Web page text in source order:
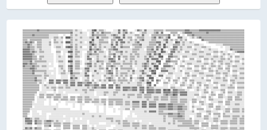
▒▒▒▒▒▒▒▒▒▒▒▒▓▓▒▒▒▒▒▒▒▒▒▒▒▒▒▒▒▒▒▒▒▒▒▒▒▒▒▒▒▒░░▒▒░░░░    ░░░░▓▓██░░▒▒▒▒░░      ░░░░▓▓░░▓▓▒▒      ░░▓▓▒▒░░▓▓░░░░░░▒▒▒▒▒▒▒▒░░▒▒▒▒▒▒▒▒▒▒▒▒▒▒▒▒▓▓▓▓▒▒▒▒▒▒▒▒▓▓▓▓▓▓▓▓▓▓▓▓▓▓▓▓▓▓▒▒▒▒▒▒▒▒▒▒▒▒▒▒▒▒▒▒▒▒
▒▒▒▒▒▒▒▒▒▒▒▒▒▒▒▒▒▒▒▒▒▒▒▒▒▒▒▒▒▒▒▒▒▒▒▒▒▒▒▒▓▓░░░░░░▒▒░░░░  ░░▓▓░░▒▒░░▓▓▒▒▒▒▒▒░░░░░░▓▓░░▒▒▓▓░░▒▒░░    ░░▒▒▒▒░░░░░░▒▒▓▓░░▓▓      ▒▒▒▒▒▒  ░░▒▒▓▓▓▓▓▓▒▒▒▒▒▒▒▒▒▒▒▒▓▓▒▒▒▒▒▒▒▒▒▒▒▒▒▒▒▒▒▒▒▒▒▒▒▒▒▒▒▒▒▒
▒▒▒▒▒▒▒▒▓▓▒▒▒▒▒▒▒▒▒▒▒▒░░░░░░░░    ░░    ▒▒░░▒▒░░░░░░░░  ░░▓▓▒▒▒▒▒▒▒▒▒▒░░░░▒▒▓▓▒▒░░░░▓▓░░░░░░░░▒▒▒▒░░▓▓░░░░  ▒▒▒▒▒▒▒▒▒▒▒▒▒▒▓▓  ▒▒░░▒▒  ░░  ▒▒▒▒▓▓▒▒▒▒▒▒▒▒▒▒▒▒▒▒▒▒▒▒▒▒▒▒▒▒▒▒▒▒▒▒▒▒▒▒▒▒▒▒▒▒▒▒
▒▒▒▒▒▒▒▒▒▒▒▒▒▒▒▒▒▒▒▒▒▒░░░░▒▒▒▒░░▒▒  ████▒▒░░░░░░▒▒░░░░░░▒▒▒▒░░██░░▒▒▒▒▒▒░░░░▒▒▓▓▓▓░░▓▓░░▒▒▒▒  ░░▒▒▒▒▒▒░░░░░░▒▒▓▓░░▓▓▒▒░░▒▒██      ▓▓▓▓░░░░  ░░▒▒░░▒▒▓▓▒▒▒▒▒▒▒▒▒▒▒▒▒▒▒▒▒▒▒▒▒▒▒▒▒▒▒▒▒▒▒▒▒▒▒▒
▒▒▒▒░░▒▒▒▒▒▒▒▒▒▒░░░░░░░░  ▒▒░░░░░░  ░░░░▒▒░░▒▒░░░░░░░░░░░░██░░░░▒▒▒▒░░░░  ▒▒▒▒░░▓▓▓▓░░░░░░▒▒░░▒▒░░▒▒▓▓░░░░░░▒▒▒▒░░░░░░▒▒▓▓░░▒▒░░▒▒░░▒▒░░▒▒            ▓▓▒▒▒▒▒▒▒▒▒▒▒▒▒▒▒▒▒▒▒▒▒▒▒▒▒▒▒▒▒▒▒▒▒▒
▒▒▓▓▒▒▓▓▒▒  ▒▒▒▒░░░░░░▒▒  ▒▒▒▒░░▒▒  ████▒▒░░░░░░▒▒░░  ░░██▒▒░░░░▒▒▒▒▒▒▒▒  ▒▒░░▓▓░░▓▓▓▓░░▒▒░░░░▒▒▓▓░░░░░░░░▒▒▒▒▒▒▓▓▓▓░░░░▓▓░░░░  ██▓▓░░▒▒░░░░▒▒░░          ░░▒▒▒▒▒▒▒▒▒▒▒▒▒▒▒▒▒▒▒▒▒▒▒▒▒▒▒▒▒▒
▒▒▒▒▓▓▒▒░░░░▒▒▒▒░░░░░░▒▒  ░░░░░░░░  ░░░░▒▒░░▒▒░░░░░░░░░░▒▒██▒▒░░▒▒░░░░░░░░▓▓░░▓▓░░▒▒░░░░░░░░▒▒▒▒▒▒▓▓░░░░░░▒▒▒▒▒▒░░▓▓░░██░░░░░░▒▒▒▒▒▒░░▒▒░░░░░░░░▒▒▒▒░░░░          ░░░░░░▒▒▒▒▒▒▒▒▒▒▒▒▒▒▒▒▒▒
▒▒▒▒▓▓▒▒▒▒░░▒▒▒▒░░░░░░░░  ░░▒▒▒▒░░  ▓▓██▓▓░░▒▒░░▒▒    ░░▓▓░░▒▒░░▒▒░░▒▒░░░░▒▒▓▓░░░░▓▓▒▒▒▒▒▒  ░░▒▒▒▒▒▒░░░░▒▒▒▒▒▒░░▓▓▒▒░░██▒▒░░  ▓▓▓▓░░▒▒░░░░▒▒▒▒  ░░░░░░▒▒▒▒░░░░        ░░  ░░░░▒▒▒▒▒▒▒▒▒▒▒▒
▓▓▓▓▓▓▒▒▒▒░░░░▒▒░░░░░░░░    ░░░░░░░░░░░░▒▒░░▒▒░░░░░░░░░░██▒▒▒▒▓▓▒▒░░  ░░▒▒▒▒▓▓▓▓░░░░░░░░░░░░▒▒▒▒▒▒░░░░  ▒▒▒▒▓▓░░▓▓░░██░░  ░░▒▒▓▓▒▒░░▒▒░░░░░░░░░░▒▒░░░░  ░░░░▒▒░░░░░░      ░░░░▓▓▒▒▒▒▒▒▒▒▒▒
▓▓▓▓▓▓▒▒▓▓▒▒░░▒▒▒▒░░░░░░    ▒▒▒▒  ░░░░████░░▒▒▒▒░░    ▒▒▒▒░░▓▓░░▒▒▒▒░░  ▒▒░░░░▒▒▒▒▓▓░░▒▒░░░░▒▒▒▒░░░░░░░░▒▒▒▒▒▒▓▓░░░░██▓▓░░  ▓▓▓▓░░▒▒░░  ▒▒▒▒  ░░░░░░▒▒▒▒░░░░░░░░▒▒▒▒░░▒▒░░░░    ░░▒▒▓▓▓▓▓▓
▓▓▓▓▓▓▓▓▒▒░░░░░░░░░░░░░░░░  ░░░░  ░░  ░░▒▒░░▒▒░░░░  ░░▒▒▓▓▒▒▒▒▒▒░░░░░░  ▒▒▒▒▓▓░░░░▒▒░░░░░░▒▒░░▒▒▒▒░░░░░░▒▒▓▓░░▓▓▒▒██░░░░░░▒▒▓▓░░░░░░░░░░░░░░░░▒▒▒▒░░░░░░░░▒▒▒▒  ░░░░  ░░▒▒░░▒▒░░░░    ░░░░
▓▓▓▓▓▓▓▓▒▒▒▒  ▒▒▒▒░░░░░░░░  ░░▒▒░░░░  ████░░▒▒▒▒░░  ░░▓▓░░░░░░▒▒░░░░▒▒░░▒▒  ▓▓░░▓▓░░▒▒▒▒░░▒▒▒▒░░▒▒░░░░▒▒░░▓▓▒▒░░░░████    ▓▓▓▓▒▒▒▒░░  ▒▒▒▒░░░░░░░░░░▒▒▒▒░░░░░░░░▒▒▒▒░░▒▒░░  ░░▒▒  ▒▒▒▒░░░░
▓▓▓▓▓▓▓▓▒▒▒▒░░▒▒░░░░░░░░░░  ░░░░░░░░  ░░▒▒░░░░░░    ░░▓▓▓▓  ░░▒▒░░░░░░░░▓▓▓▓▒▒  ▓▓  ░░▒▒░░▒▒▒▒░░░░░░░░▒▒▓▓░░▓▓▓▓▓▓░░▒▒  ▒▒▓▓░░  ░░▒▒  ░░    ▒▒▒▒  ░░░░  ▒▒▒▒░░▒▒░░░░░░▒▒▒▒░░▒▒░░  ░░░░░░▒▒
▒▒▒▒▒▒▓▓░░▒▒▒▒▒▒▒▒▒▒░░░░░░  ░░▒▒▒▒░░  ████░░▒▒▒▒░░  ░░░░▒▒░░░░▓▓▒▒▒▒░░░░▒▒▓▓▓▓░░░░░░▒▒░░░░▒▒░░▒▒░░░░░░░░▓▓░░░░░░████    ▓▓▓▓▒▒▒▒▒▒  ░░▒▒░░░░░░░░░░▒▒▒▒  ░░░░  ░░▒▒░░▒▒▒▒░░░░░░▒▒░░▒▒▒▒  ░░
▓▓▓▓▒▒▓▓▒▒▒▒░░░░░░░░░░  ░░    ░░░░░░  ░░▒▒░░▒▒▒▒░░  ▒▒▓▓▓▓░░▒▒░░░░▒▒  ▒▒▒▒░░▒▒▒▒▒▒░░▒▒▒▒▒▒▒▒░░▒▒░░░░▒▒▓▓▒▒░░▓▓▒▒░░▓▓  ▒▒▒▒░░  ░░▒▒  ░░  ░░▒▒▒▒░░░░░░░░░░▒▒▒▒░░▒▒░░  ░░▒▒░░▒▒▒▒░░  ░░░░░░▒▒
▓▓▒▒▒▒▒▒▓▓▒▒▒▒░░▒▒▒▒░░░░░░    ▒▒▒▒░░  ▓▓██░░▒▒▒▒    ░░▒▒▓▓░░▒▒░░▒▒░░  ▒▒▒▒▓▓▒▒░░░░▒▒░░░░░░▒▒  ░░░░░░▒▒▓▓▒▒░░░░████    ▓▓▓▓▓▓▒▒░░  ░░▒▒▒▒  ░░    ▒▒▒▒░░▒▒░░  ░░▒▒▒▒░░▒▒░░  ░░▒▒░░▒▒▒▒░░░░░░
▒▒▒▒▒▒▓▓▓▓▒▒░░░░░░░░░░    ░░  ░░▒▒░░  ▒▒▓▓░░▒▒▒▒░░░░▓▓▓▓░░░░░░░░▒▒▒▒░░▓▓  ▒▒░░▓▓  ▒▒▒▒▒▒▒▒▒▒░░  ░░░░░░▓▓░░▓▓░░▒▒██  ▒▒▒▒░░░░░░▒▒  ░░  ░░░░▒▒▒▒  ░░░░  ▒▒▒▒░░▒▒░░  ░░▒▒▒▒  ▒▒▒▒  ░░░░░░▒▒▒▒
▒▒▒▒▒▒▒▒▓▓▒▒▒▒▒▒▒▒▒▒░░░░░░░░  ░░░░▒▒  ▒▒██░░░░░░  ░░▒▒▓▓░░░░▓▓░░░░  ░░▒▒▓▓▒▒  ▒▒░░░░░░░░▒▒░░▓▓░░░░▒▒▓▓░░░░▒▒██▓▓    ▓▓▓▓▓▓░░░░░░  ░░▒▒  ░░░░░░░░▒▒▒▒░░░░    ▒▒▒▒░░▒▒░░░░░░░░▒▒  ▒▒▒▒░░░░░░
▒▒▒▒▒▒▒▒▓▓░░░░░░░░▒▒░░░░  ░░  ░░▒▒▒▒░░░░██▒▒▒▒▒▒░░░░▓▓░░  ░░░░▒▒░░░░░░▒▒▓▓▓▓  ▒▒░░▒▒▒▒▒▒░░░░▒▒░░░░░░▓▓▒▒░░  ▓▓██  ░░░░░░  ▒▒▒▒░░░░░░░░  ▒▒▒▒  ░░░░░░▒▒▒▒░░░░░░░░  ▒▒▒▒░░▒▒▒▒░░  ░░░░  ▒▒▒▒
▒▒▒▒▒▒▒▒▒▒▒▒▒▒▒▒░░▒▒▒▒░░░░░░    ░░░░░░  ▒▒▒▒░░░░░░░░▓▓▓▓  ▒▒░░░░░░  ▒▒░░░░▒▒░░▒▒░░▒▒░░▒▒░░▒▒    ░░▒▒░░░░▓▓▓▓░░░░  ▓▓▓▓  ░░░░░░  ░░░░░░  ░░▒▒░░▒▒▒▒  ░░░░░░▒▒▒▒▒▒░░░░░░  ░░▒▒░░░░▒▒▒▒░░░░░░
▒▒▒▒▒▒▒▒▒▒▓▓░░░░░░▒▒  ░░░░░░    ░░░░░░  ██▒▒▓▓░░  ░░░░▒▒  ░░░░░░░░  ░░▒▒▓▓▒▒░░  ▒▒░░▒▒░░  ▓▓░░░░▒▒▓▓▓▓  ░░████  ░░  ░░  ▒▒▒▒░░  ░░▒▒  ▒▒▒▒░░  ░░░░░░░░▒▒  ░░  ░░░░▒▒▒▒░░▒▒░░  ░░░░▒▒░░▒▒▒▒
▒▒▒▒▒▒▒▒▒▒▓▓▒▒▒▒░░░░  ▓▓▓▓░░▓▓▓▓▒▒▓▓▓▓░░▒▒▒▒░░░░  ░░▒▒▒▒  ▒▒  ░░▒▒░░▒▒░░▓▓▒▒▒▒░░▒▒▒▒▒▒▒▒░░▒▒  ░░░░▒▒▓▓░░▒▒░░▓▓  ▓▓▒▒  ░░  ▒▒  ▒▒▒▒░░  ░░▒▒  ▒▒▒▒░░░░░░░░░░▒▒▒▒  ░░░░░░░░▒▒▒▒  ▒▒▒▒░░░░░░░░
▒▒▒▒▒▒▒▒▒▒▒▒░░▒▒░░  ░░▓▓▓▓░░▓▓▓▓  ▓▓▓▓░░▓▓▓▓░░▓▓▓▓▒▒▒▒▓▓▓▓░░▒▒░░  ░░░░░░    ▒▒░░░░▒▒░░░░▒▒░░░░░░▒▒▒▒░░░░████    ▒▒    ▒▒▒▒░░  ░░▒▒  ░░▒▒░░  ░░▒▒  ▒▒▒▒░░░░  ░░  ▒▒▒▒░░░░░░░░  ░░▒▒░░▒▒▒▒▒▒
▒▒▒▒▒▒▒▒▒▒▒▒▒▒  ░░▒▒░░░░░░░░  ░░░░░░▒▒░░▓▓▓▓░░▓▓▓▓░░▓▓▓▓▒▒▒▒▓▓▓▓░░▓▓▓▓  ▓▓▓▓░░▓▓▒▒░░░░░░░░░░░░░░▒▒▒▒░░  ▒▒▓▓  ▓▓      ░░░░  ░░░░    ▒▒▒▒░░░░▒▒░░  ░░▒▒  ▒▒▒▒░░░░  ░░  ▒▒▒▒░░░░▒▒░░  ░░░░░░
▒▒▒▒▒▒▒▒▒▒▒▒▒▒  ░░░░▒▒░░▒▒▒▒░░▒▒▒▒░░▒▒▒▒░░░░░░░░░░░░░░▒▒░░▒▒▓▓▒▒▒▒▓▓▓▓░░▓▓▓▓  ▓▓▓▓░░▓▓▓▓▓▓▒▒▓▓▓▓░░▓▓▓▓░░▓▓▒▒▒▒░░░░░░░░░░░░  ▒▒▒▒░░░░░░    ▒▒▒▒░░░░▒▒░░  ░░▒▒░░░░▒▒▒▒  ░░░░░░▒▒▒▒▒▒  ▒▒▒▒▒▒
▒▒▒▒▒▒▒▒▒▒▒▒▒▒  ░░░░░░░░░░▒▒  ░░░░░░░░░░░░░░▒▒░░░░▒▒▒▒░░▒▒▒▒░░░░░░░░░░░░░░░░░░▒▒▒▒░░▓▓▓▓▒▒▒▒▓▓▓▓░░▓▓▓▓░░▓▓▓▓▓▓▒▒▓▓▓▓░░██▓▓██░░▓▓▓▓▒▒▒▒▒▒░░░░    ░░▒▒░░░░▒▒░░  ░░░░░░░░▒▒▒▒  ░░░░░░  ░░░░░░
▒▒▒▒▒▒▒▒▒▒▒▒  ░░░░░░      ░░  ░░░░  ░░░░░░░░░░░░░░░░▒▒░░░░░░  ░░░░░░▒▒▒▒░░░░▒▒▒▒░░░░░░░░░░░░░░░░░░▒▒▓▓  ▓▓▓▓▓▓▒▒▓▓▓▓░░▓▓▓▓▓▓▒▒▓▓▓▓▒▒▓▓▓▓▓▓░░░░░░░░░░  ░░▒▒▒▒  ▒▒░░    ░░▒▒  ▒▒▒▒░░░░▒▒▒▒░░
▒▒▒▒▒▒▒▒▒▒░░  ▒▒▒▒░░▒▒▒▒▒▒░░▒▒▒▒░░░░░░          ░░░░░░░░░░░░  ░░░░░░▒▒░░░░░░▒▒░░░░░░▒▒░░▒▒▒▒▒▒░░▒▒▒▒░░▒▒▒▒▒▒░░░░░░░░░░▒▒▓▓▒▒▒▒██▓▓░░▓▓▓▓▓▓░░░░░░▒▒▒▒  ░░░░  ░░▒▒▒▒  ▒▒▒▒░░  ░░░░░░░░▒▒▒▒░░
▒▒▒▒▒▒▒▒▒▒  ░░▒▒▒▒  ▒▒▒▒░░▒▒▒▒▒▒░░▒▒▒▒  ▒▒▒▒░░▒▒▒▒░░▒▒▒▒░░░░░░░░        ░░░░░░░░░░░░░░░░▒▒░░░░░░▒▒▒▒░░▒▒▒▒▒▒░░▒▒▒▒░░▒▒▒▒▒▒░░▒▒▒▒▒▒░░░░░░░░░░░░░░  ░░░░▒▒▒▒  ▒▒░░    ▒▒▒▒░░░░▒▒▒▒  ▒▒▒▒░░░░
▒▒▒▒▒▒▒▒▒▒  ░░░░░░░░  ░░  ▒▒▒▒░░▒▒▒▒▒▒░░▒▒▒▒  ▒▒▒▒░░▒▒▒▒▒▒░░▒▒▒▒░░▒▒▒▒░░▒▒▒▒▒▒▒▒▒▒▒▒░░░░░░░░░░░░░░░░░░░░▒▒░░░░▒▒▒▒░░▒▒▒▒▒▒░░▒▒▒▒▒▒░░▒▒▒▒▒▒░░░░▒▒▒▒░░░░  ░░  ▒▒▒▒░░░░░░░░  ░░▒▒▒▒  ▒▒▒▒▒▒░░
▒▒▒▒▒▒▒▒░░  ░░░░░░    ░░      ░░    ░░░░░░░░░░▒▒▒▒  ▒▒▒▒░░▒▒▒▒▒▒░░▒▒▒▒  ▒▒▒▒░░▒▒▒▒▒▒░░▒▒▒▒░░▓▓▓▓▓▓░░▓▓▓▓░░▒▒▒▒▒▒░░░░░░░░░░░░▒▒▒▒▒▒░░▒▒▒▒▒▒░░  ▒▒▒▒  ▒▒▒▒░░    ░░░░░░▒▒▒▒  ▒▒▒▒░░░░░░░░░░░░
▒▒▒▒▒▒▒▒░░░░░░░░░░    ░░    ░░      ░░    ░░    ░░░░        ░░░░░░░░▒▒  ▒▒▒▒░░▒▒▒▒▒▒░░▒▒▒▒░░▒▒▒▒▒▒░░▓▓▓▓░░▓▓▓▓▓▓░░▓▓▓▓▓▓▒▒▓▓▓▓▒▒▒▒▒▒▒▒▒▒░░░░  ░░    ░░▒▒░░░░▒▒▒▒    ░░░░  ▒▒▒▒░░░░▒▒▒▒░░░░
▒▒▒▒▒▒▒▒  ░░░░░░░░░░░░░░░░░░░░            ░░    ░░            ░░    ░░  ░░░░      ░░░░░░░░░░▒▒▒▒▒▒░░▓▓▓▓░░▓▓▓▓▓▓░░▓▓▓▓▓▓▒▒▓▓▓▓▒▒▒▒▓▓▓▓▒▒▒▒░░  ▒▒░░░░░░    ░░▒▒▒▒  ▒▒▒▒░░░░  ░░░░░░░░░░░░░░
▒▒▒▒▒▒░░░░░░░░░░░░░░░░░░░░▒▒░░░░░░░░░░░░        ░░            ░░    ░░      ░░  ░░░░░░▒▒▒▒  ▒▒░░░░░░░░░░░░░░░░░░░░▒▒▒▒▒▒▒▒▓▓▓▓▒▒▒▒▓▓▓▓▒▒▒▒░░  ░░  ▒▒▒▒▒▒  ░░░░  ░░▒▒▒▒░░░░▒▒▒▒░░▒▒▒▒▒▒░░▒▒
▒▒▒▒▒▒  ░░░░    ░░░░░░░░░░░░░░░░░░░░░░░░░░░░░░░░░░░░░░░░      ░░    ░░      ░░    ░░      ░░░░░░░░░░░░▒▒░░▓▓▓▓▓▓░░▒▒▒▒░░░░░░░░░░░░▒▒▒▒▒▒░░░░░░▒▒    ░░░░░░▒▒▒▒░░░░░░    ░░▒▒▒▒  ▒▒▒▒▒▒░░▒▒
▒▒▒▒░░  ░░░░░░  ░░░░    ░░░░░░░░░░░░░░░░░░░░░░░░░░▒▒░░░░░░░░░░░░░░░░░░            ░░      ░░  ░░░░░░░░░░░░░░░░░░░░▒▒▒▒▒▒▒▒▓▓▓▓▒▒▒▒▓▓▒▒▒▒░░░░░░░░░░▒▒▒▒    ░░▒▒  ▒▒▒▒▒▒  ▒▒░░░░░░░░░░░░░░░░
▒▒▒▒    ░░░░░░░░░░░░  ░░░░░░░░░░░░  ░░░░░░░░░░░░░░░░░░░░░░▒▒░░░░▒▒░░░░░░░░░░░░░░░░░░    ░░░░    ░░░░░░░░░░░░░░░░░░░░░░▒▒░░▒▒▒▒▒▒▒▒▓▓▓▓▒▒░░░░    ░░▒▒▒▒  ▒▒▒▒░░  ░░░░▒▒  ▒▒▒▒▒▒░░▒▒▒▒▒▒░░▒▒
░░▓▓▓▓▒▒░░▒▒▒▒░░░░░░  ░░░░░░░░░░░░░░░░░░  ░░  ░░  ░░░░░░░░░░░░░░░░░░░░▒▒▒▒▒▒░░░░░░░░  ░░░░░░░░░░░░░░░░░░░░░░░░░░░░░░░░▒▒░░░░░░▒▒▒▒▒▒▒▒▒▒░░░░▒▒  ░░░░░░░░▒▒▒▒░░░░▒▒▒▒░░  ░░░░░░░░▒▒▒▒░░▒▒▒▒
░░▓▓▓▓▓▓░░▓▓▒▒▒▒░░▒▒▓▓▓▓▒▒░░▒▒░░░░  ░░░░  ░░░░░░░░░░░░  ░░░░░░░░░░░░░░░░░░▒▒░░▒▒▒▒░░▒▒▒▒░░░░░░  ░░  ░░░░░░░░░░░░░░░░░░▒▒░░░░░░▒▒░░▒▒▒▒▒▒▒▒▒▒▒▒░░▒▒▒▒░░░░  ░░░░░░▒▒▒▒░░▒▒▒▒▒▒░░▒▒▒▒▒▒░░▒▒▒▒
░░▒▒▓▓▓▓  ▓▓▒▒▒▒░░▒▒▒▒▒▒░░▒▒▒▒▒▒░░▒▒▒▒▒▒░░░░░░░░░░░░░░  ░░░░░░░░      ░░░░░░░░░░▒▒░░▒▒▒▒▒▒░░▒▒▒▒▒▒░░░░░░░░  ░░░░░░░░░░░░░░▒▒░░▒▒░░░░░░▒▒▒▒▒▒▒▒░░▒▒▒▒  ▒▒▒▒▒▒  ░░  ░░  ▒▒▒▒▒▒░░▒▒▒▒▒▒░░▒▒▒▒
░░░░░░░░    ░░░░  ▒▒▒▒▓▓  ▒▒▒▒▒▒  ▒▒▒▒▒▒  ▒▒▒▒▒▒  ▒▒▒▒░░  ░░  ░░░░░░░░░░░░    ░░░░░░▒▒▒▒▒▒░░▒▒▒▒▒▒░░▒▒▒▒░░▒▒▒▒░░░░░░░░░░░░░░░░░░░░▒▒▒▒▒▒▒▒▒▒▒▒▒▒░░░░  ▒▒▒▒▒▒  ▒▒▒▒▒▒░░░░░░░░  ░░░░░░░░░░░░
░░▓▓▒▒▓▓░░▓▓▒▒▒▒  ░░░░      ░░░░  ▒▒▒▒▒▒  ▒▒▒▒▒▒  ▒▒▒▒░░░░▒▒░░░░░░░░░░      ░░░░░░░░░░░░░░░░░░▒▒░░░░▒▒▒▒░░▒▒▒▒▒▒░░▒▒▒▒▒▒░░░░░░░░░░░░░░░░░░░░▒▒▒▒▒▒▒▒░░░░  ░░░░▒▒▒▒▒▒░░▒▒▒▒▒▒░░▒▒▒▒▒▒░░▒▒▒▒
▒▒▒▒▒▒▒▒░░▒▒▒▒▒▒░░▒▒▒▒▒▒  ▒▒▒▒▒▒  ░░      ░░░░░░░░▒▒▒▒░░░░▒▒▒▒  ▒▒▒▒▒▒  ▒▒▒▒▒▒░░▒▒▒▒░░░░░░░░░░░░░░░░░░░░░░▒▒▒▒▒▒░░▒▒▒▒▒▒░░▒▒▒▒▒▒▒▒▒▒░░░░░░░░░░░░▒▒░░░░▒▒▒▒░░░░░░  ░░░░▒▒▒▒░░░░▒▒▒▒▒▒▒▒▒▒▒▒
░░░░▒▒░░░░▒▒▒▒▒▒░░▒▒▒▒▒▒░░▒▒▒▒▒▒░░▒▒▒▒░░░░▒▒░░░░        ░░░░▒▒  ▒▒▒▒▒▒░░▒▒▒▒░░▒▒▒▒▒▒░░▒▒▒▒▒▒  ▒▒▒▒▓▓░░▓▓▓▓▒▒░░▒▒▒▒░░░░░░░░░░▒▒▒▒░░▒▒▒▒▒▒▒▒░░░░▒▒░░  ░░▒▒▒▒░░▒▒▒▒▒▒░░▒▒░░░░░░░░░░░░░░░░░░▒▒
▒▒▒▒▒▒░░░░      ░░░░▒▒░░░░▒▒▒▒░░░░▒▒▒▒░░░░▒▒▒▒░░▒▒▒▒▒▒  ▒▒░░░░        ░░░░▒▒░░▒▒▒▒▒▒  ▒▒▒▒▒▒░░▒▒▒▒▒▒░░▒▒▒▒▒▒▒▒▓▓▓▓▒▒▒▒▓▓▓▓▒▒▒▒▓▓▓▓▒▒▒▒▒▒▒▒▒▒▒▒▒▒▒▒  ▒▒░░  ░░▒▒▒▒▒▒░░▒▒▒▒▒▒░░▒▒▒▒▒▒░░▒▒▒▒▒▒
▒▒▒▒▒▒░░▒▒▒▒▒▒░░▒▒░░░░          ░░░░▒▒░░▒▒▒▒▒▒  ▒▒▒▒▒▒  ▒▒▒▒▒▒░░▒▒▒▒░░░░▒▒░░  ░░      ░░░░░░░░▒▒▒▒▒▒▒▒▒▒▒▒▒▒▒▒▒▒▓▓░░▒▒▓▓▓▓░░▓▓▓▓▓▓▒▒▒▒▒▒░░░░▒▒▒▒▒▒░░▒▒▒▒▒▒░░░░░░░░░░▒▒▒▒▒▒░░▒▒▒▒▒▒░░▓▓▓▓▒▒
▒▒▒▒▒▒  ▒▒▒▒▒▒  ▒▒▒▒▒▒  ▒▒▒▒▒▒  ▒▒░░░░          ░░▒▒▒▒░░▒▒▒▒▒▒░░▒▒▒▒░░▒▒▒▒▒▒  ▒▒▒▒▒▒░░▒▒▒▒▒▒░░░░░░░░░░    ░░░░░░▒▒░░▒▒▓▓▓▓░░▓▓▓▓▓▓░░░░░░░░░░▒▒░░  ░░▒▒▒▒░░░░▒▒▒▒▒▒░░▒▒▒▒░░░░░░░░░░░░▒▒▒▒▒▒
  ░░░░  ▒▒▒▒▒▒  ▒▒▒▒▒▒  ▒▒▒▒▒▒  ▒▒▒▒▒▒  ▒▒▒▒▒▒  ░░░░        ░░░░▒▒▒▒  ▒▒▒▒▒▒  ▒▒▒▒▒▒░░▒▒▒▒▒▒░░▒▒▒▒░░▒▒▒▒▒▒░░▒▒▒▒▒▒░░▒▒░░░░░░░░░░░░░░▒▒░░░░░░▒▒▒▒  ▒▒░░░░░░▒▒▒▒▒▒░░▒▒▒▒▒▒▒▒░░▒▒▒▒▒▒▒▒▓▓▓▓▓▓
▒▒▒▒▒▒  ░░        ░░░░  ▒▒▒▒▒▒  ▒▒▒▒▒▒░░▒▒▒▒▒▒░░▒▒▒▒░░░░▒▒▒▒░░▒▒░░░░          ░░░░▒▒░░▒▒▒▒░░▒▒▒▒▒▒░░▒▒▒▒▒▒░░▒▒▒▒▒▒░░▓▓▒▒▓▓░░▓▓▓▓▓▓░░▒▒░░░░░░▒▒▒▒░░▒▒▒▒▒▒░░▒▒░░░░░░░░▒▒▒▒░░▒▒▒▒▒▒▒▒▒▒▓▓▒▒▒▒
▒▒▒▒▒▒░░▒▒▒▒▒▒░░▒▒▒▒░░  ░░      ░░░░░░░░▒▒▒▒░░▒▒▒▒▒▒░░▒▒▒▒▒▒  ▒▒▒▒▒▒  ▒▒▒▒▒▒░░▒▒░░░░░░      ░░░░░░░░▒▒▒▒▒▒░░▒▒▒▒▒▒░░▒▒▒▒▓▓░░▓▓▓▓▓▓░░░░░░░░░░░░░░░░▒▒▒▒▒▒░░▒▒▒▒▒▒░░▒▒▒▒░░░░░░░░░░░░▒▒▒▒▓▓▒▒
▒▒▒▒░░▒▒▒▒▒▒░░▒▒▒▒▒▒░░░░▒▒▒▒░░▒▒▒▒▒▒░░░░        ░░░░  ▒▒▒▒▒▒  ▒▒▒▒▒▒░░▒▒▒▒▒▒░░▒▒▒▒░░▒▒▒▒▒▒░░▒▒▒▒▒▒  ░░░░░░░░░░░░░░░░▒▒▒▒▒▒░░▓▓▓▓▓▓░░▒▒░░░░░░▒▒░░▒▒░░░░░░░░▒▒▒▒▒▒░░▒▒▒▒▒▒░░▒▒▒▒▓▓░░▓▓▓▓▓▓▒▒
  ░░  ░░▒▒▒▒  ▒▒▒▒▒▒░░▒▒▒▒▒▒  ▒▒▒▒▒▒  ▒▒▒▒▒▒  ▒▒▒▒▒▒  ░░        ░░░░░░▒▒▒▒░░▒▒▒▒▒▒░░▒▒▒▒▒▒  ▒▒▒▒▒▒  ▒▒▒▒▒▒  ▒▒▒▒▒▒░░▒▒░░░░░░░░░░░░░░░░░░░░░░▒▒░░▒▒▒▒▒▒░░▒▒░░░░░░░░▒▒▒▒▒▒░░▒▒▓▓▓▓░░▓▓▓▓▒▒▒▒
▒▒▒▒  ░░░░░░      ░░  ░░▒▒▒▒  ▒▒▒▒▒▒  ▒▒▒▒▒▒  ▒▒▒▒▒▒░░▒▒▒▒▒▒░░▒▒▒▒░░░░░░░░      ░░  ░░▒▒▒▒  ▒▒▒▒▒▒  ▒▒▒▒▒▒░░▒▒▒▒▒▒░░▒▒▒▒▒▒░░▒▒▓▓▓▓░░░░░░░░░░░░░░▒▒▒▒▒▒░░▒▒▒▒▒▒░░▒▒▒▒░░░░░░░░░░░░░░▒▒▒▒▒▒▒▒
▒▒▒▒░░▒▒▒▒▒▒  ▒▒▒▒▒▒  ░░░░░░      ░░  ▒▒▒▒▒▒░░▒▒▒▒▒▒░░▒▒▒▒░░▒▒▒▒▒▒░░▒▒▒▒▒▒  ▒▒▒▒▒▒  ▒▒░░░